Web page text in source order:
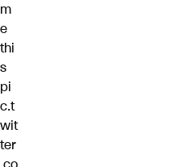
m
e
thi
s
pi
c.t
wit
ter